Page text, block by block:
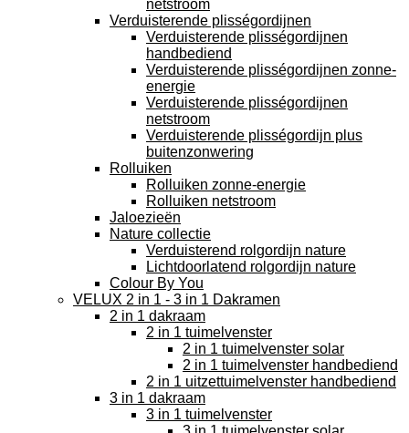
netstroom
Verduisterende plisségordijnen
Verduisterende plisségordijnen
handbediend
Verduisterende plisségordijnen zonne-
energie
Verduisterende plisségordijnen
netstroom
Verduisterende plisségordijn plus
buitenzonwering
Rolluiken
Rolluiken zonne-energie
Rolluiken netstroom
Jaloezieën
Nature collectie
Verduisterend rolgordijn nature
Lichtdoorlatend rolgordijn nature
Colour By You
VELUX 2 in 1 - 3 in 1 Dakramen
2 in 1 dakraam
2 in 1 tuimelvenster
2 in 1 tuimelvenster solar
2 in 1 tuimelvenster handbediend
2 in 1 uitzettuimelvenster handbediend
3 in 1 dakraam
3 in 1 tuimelvenster